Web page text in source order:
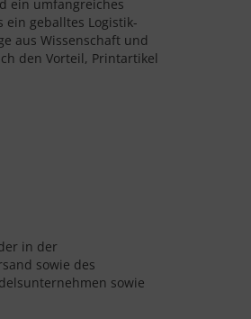
ein umfangreiches
ein geballtes Logistik-
aus Wissenschaft und
den Vorteil, Printartikel
in der
sowie des
sowie